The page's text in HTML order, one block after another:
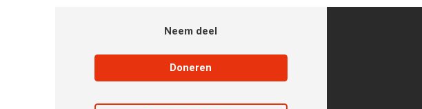
Neem deel
Doneren